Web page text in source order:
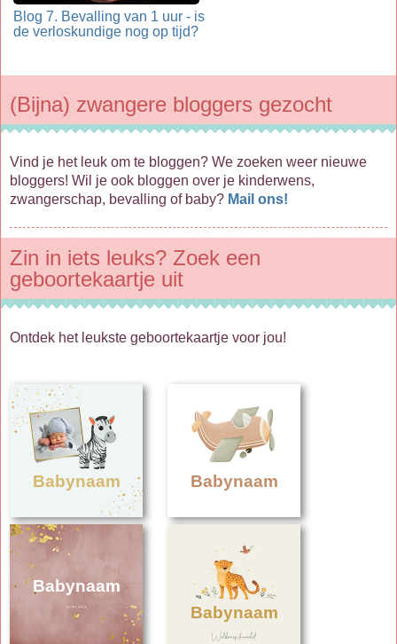
Blog 7. Bevalling van 1 uur - is
de verloskundige nog op tijd?
(Bijna) zwangere bloggers gezocht
Vind je het leuk om te bloggen? We zoeken weer nieuwe
bloggers! Wil je ook bloggen over je kinderwens,
zwangerschap, bevalling of baby? Mail ons!
Zin in iets leuks? Zoek een
geboortekaartje uit
Ontdek het leukste geboortekaartje voor jou!
Babynaam Babynaam
Babynaam
Babynaam